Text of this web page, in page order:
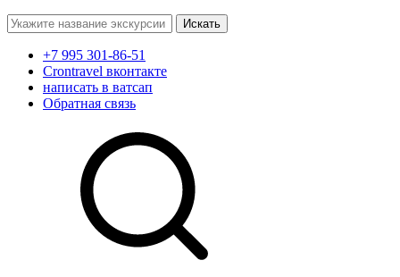
Поиск:
+7 995 301-86-51
Crontravel вконтакте
написать в ватсап
Обратная связь